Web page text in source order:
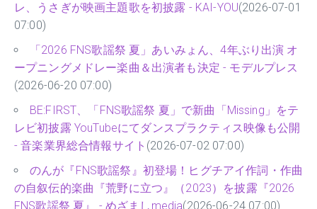
レ、うさぎが映画主題歌を初披露 - KAI-YOU(2026-07-01
07:00)
「2026 FNS歌謡祭 夏」あいみょん、4年ぶり出演 オ
ープニングメドレー楽曲＆出演者も決定 - モデルプレス
(2026-06-20 07:00)
BE:FIRST、「FNS歌謡祭 夏」で新曲「Missing」をテ
レビ初披露 YouTubeにてダンスプラクティス映像も公開
- 音楽業界総合情報サイト (2026-07-02 07:00)
のんが『FNS歌謡祭』初登場！ヒグチアイ作詞・作曲
の自叙伝的楽曲『荒野に立つ』（2023）を披露『2026
FNS歌謡祭 夏』 - めざましmedia(2026-06-24 07:00)